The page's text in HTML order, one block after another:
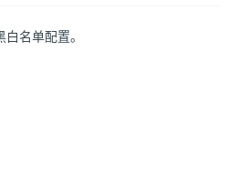
名单配置。